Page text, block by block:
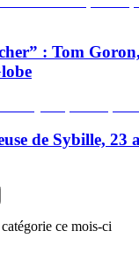
: Tom
de Sybille, 23
ce mois-ci